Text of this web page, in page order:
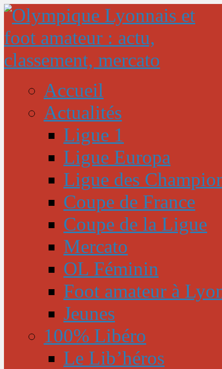
Accueil
Actualités
Ligue 1
Ligue Europa
Ligue des
Coupe de France
Coupe de la Ligue
Mercato
OL Féminin
Foot amateur à
Jeunes
100% Libéro
Le Lib’héros